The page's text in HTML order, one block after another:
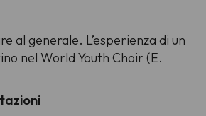
al generale. L’esperienza di un
nel World Youth Choir (E.